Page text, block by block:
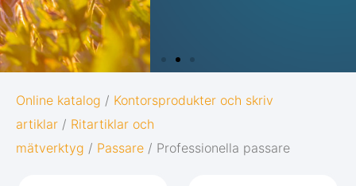
OXFORD
ORIGINS
Online katalog / Kontorsprodukter och skriv
artiklar / Ritartiklar och
mätverktyg / Passare / Professionella passare